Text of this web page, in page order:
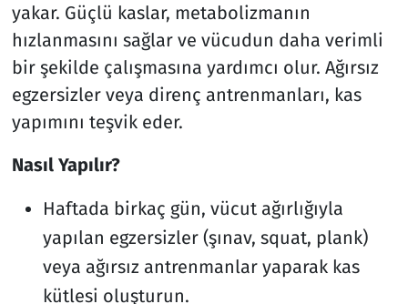
yakar. Güçlü kaslar, metabolizmanın
hızlanmasını sağlar ve vücudun daha verimli
bir şekilde çalışmasına yardımcı olur. Ağırsız
egzersizler veya direnç antrenmanları, kas
yapımını teşvik eder.
Nasıl Yapılır?
Haftada birkaç gün, vücut ağırlığıyla
yapılan egzersizler (şınav, squat, plank)
veya ağırsız antrenmanlar yaparak kas
kütlesi oluşturun.